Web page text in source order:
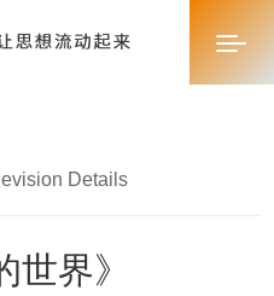
心
Details
世界》